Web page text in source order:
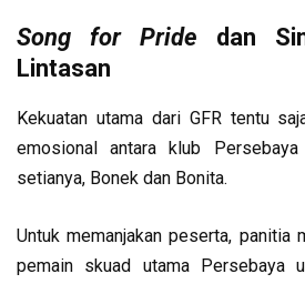
Song for Pride dan
Lintasan
Kekuatan utama dari GFR tentu
emosional antara klub
setianya, Bonek dan Bonita.
Untuk memanjakan peserta, panitia
pemain skuad utama Persebaya